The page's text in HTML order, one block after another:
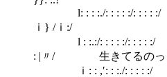
l: : : :./: : : : :/: : : : :/ ‘
ｉ} /ｉ:/
l : :.:/: : : : :/: : :
: |〃/ 生きてるのっ
ｉ: : ,′: : :./: : : : :/